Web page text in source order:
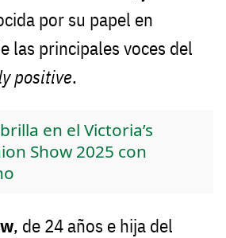
por su papel en
las principales voces del
positive.
en el Victoria’s
Show 2025 con
, de 24 años e hija del